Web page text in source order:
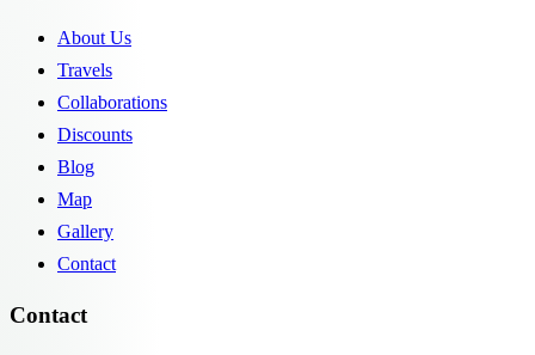
About Us
Travels
Collaborations
Discounts
Blog
Map
Gallery
Contact
Contact